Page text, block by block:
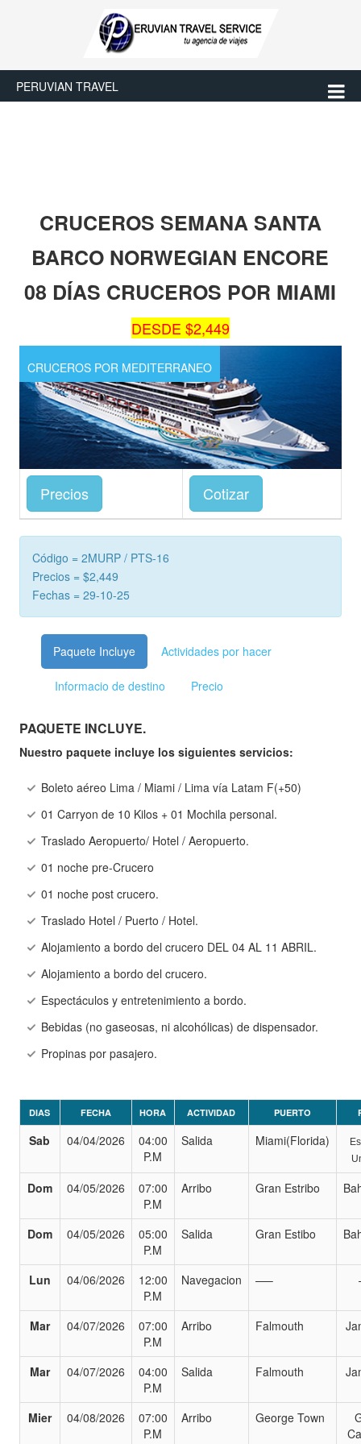
PERUVIAN TRAVEL
CRUCEROS SEMANA SANTA
BARCO NORWEGIAN ENCORE
08 DÍAS CRUCEROS POR MIAMI
DESDE $2,449
CRUCEROS POR MEDITERRANEO
Precios Cotizar
Código = 2MURP / PTS-16
Precios = $2,449
Fechas = 29-10-25
Paquete Incluye Actividades por hacer
Informacio de destino Precio
PAQUETE INCLUYE.
Nuestro paquete incluye los siguientes servicios:
Boleto aéreo Lima / Miami / Lima vía Latam F(+50)
01 Carryon de 10 Kilos + 01 Mochila personal.
Traslado Aeropuerto/ Hotel / Aeropuerto.
01 noche pre-Crucero
01 noche post crucero.
Traslado Hotel / Puerto / Hotel.
Alojamiento a bordo del crucero DEL 04 AL 11 ABRIL.
Alojamiento a bordo del crucero.
Espectáculos y entretenimiento a bordo.
Bebidas (no gaseosas, ni alcohólicas) de dispensador.
Propinas por pasajero.
DIAS FECHA HORA ACTIVIDAD PUERTO
Sab 04/04/2026
04:00
P.M
Salida Miami(Florida)
Dom 04/05/2026
07:00
P.M
Arribo Gran Estribo
Dom 04/05/2026
05:00
P.M
Salida Gran Estibo
Lun 04/06/2026
12:00
P.M
Navegacion —–
Mar 04/07/2026
07:00
P.M
Arribo Falmouth
Mar 04/07/2026
04:00
P.M
Salida Falmouth
Mier 04/08/2026
07:00
P.M
Arribo George Town